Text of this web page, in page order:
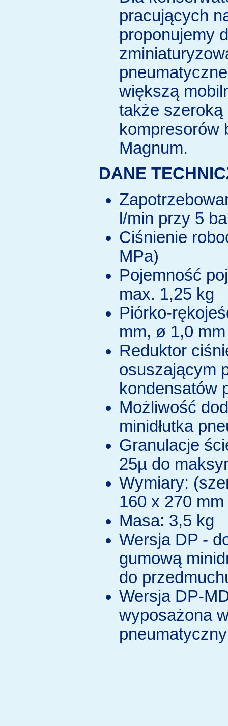
pracujących
proponujemy
większą
także
kompresorów
Magnum.
DANE
l/min przy 5
Ciśnienie
MPa)
Pojemność
max. 1,25 kg
Piórko-
mm, ø 1,0
Reduktor
osuszającym
kondensatów
Możliwość
minidłutka
Granulacje
25µ do
Wymiary:
160 x 270 mm
Masa: 3,5 kg
Wersja DP -
gumową
do
Wersja DP-
wyposażona
pneumatyczny